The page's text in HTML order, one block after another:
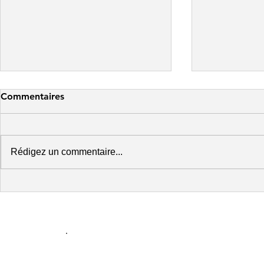
Commentaires
Rédigez un commentaire...